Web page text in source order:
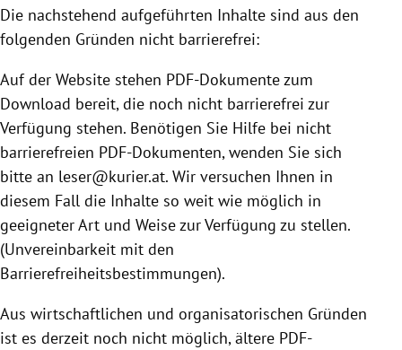
Die nachstehend aufgeführten Inhalte sind aus den
folgenden Gründen nicht barrierefrei:
Auf der Website stehen PDF-Dokumente zum
Download bereit, die noch nicht barrierefrei zur
Verfügung stehen. Benötigen Sie Hilfe bei nicht
barrierefreien PDF-Dokumenten, wenden Sie sich
bitte an leser@kurier.at. Wir versuchen Ihnen in
diesem Fall die Inhalte so weit wie möglich in
geeigneter Art und Weise zur Verfügung zu stellen.
(Unvereinbarkeit mit den
Barrierefreiheitsbestimmungen).
Aus wirtschaftlichen und organisatorischen Gründen
ist es derzeit noch nicht möglich, ältere PDF-